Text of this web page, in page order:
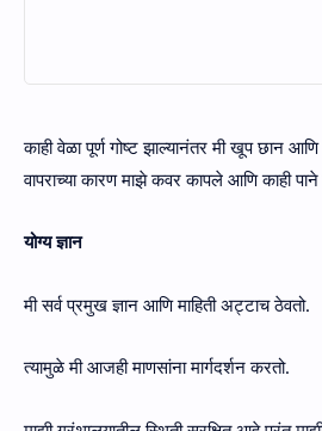
काही वेळा पूर्ण गोष्ट झाल्यानंतर मी खूप छान
वापराच्या कारण माझे कवर कापले आणि काही
योग्य ज्ञान
मी सर्व प्रमुख ज्ञान आणि माहिती अट्टाच ठेवतो.
त्यामुळे मी आजही माणसांना मार्गदर्शन करतो.